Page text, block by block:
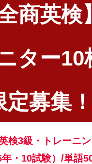
全商英検】
ター10
定募集！
検3級・トレーニ
年・10試験）/単語